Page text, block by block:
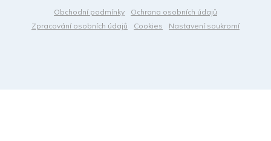
Obchodní podmínky
Ochrana osobních údajů
Zpracování osobních údajů
Cookies Nastavení soukromí